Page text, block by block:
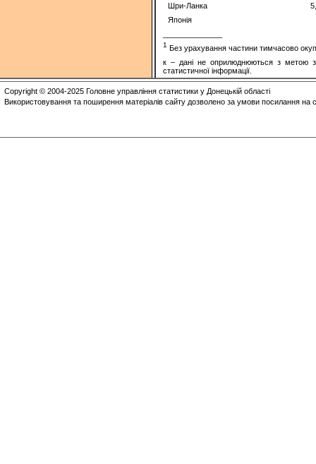
Шри-Ланка
Японія
1 Без урахування частини тимчасово
к – дані не оприлюднюються з метою
статистичної інформації.
Copyright © 2004-2025 Головне управління статистики у Донецькій області
Використовування та поширення матеріалів сайту дозволено за умови посилання на